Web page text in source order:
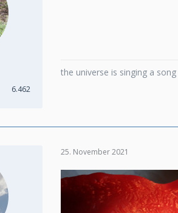
6.462
the universe is singing a song
25. November 2021